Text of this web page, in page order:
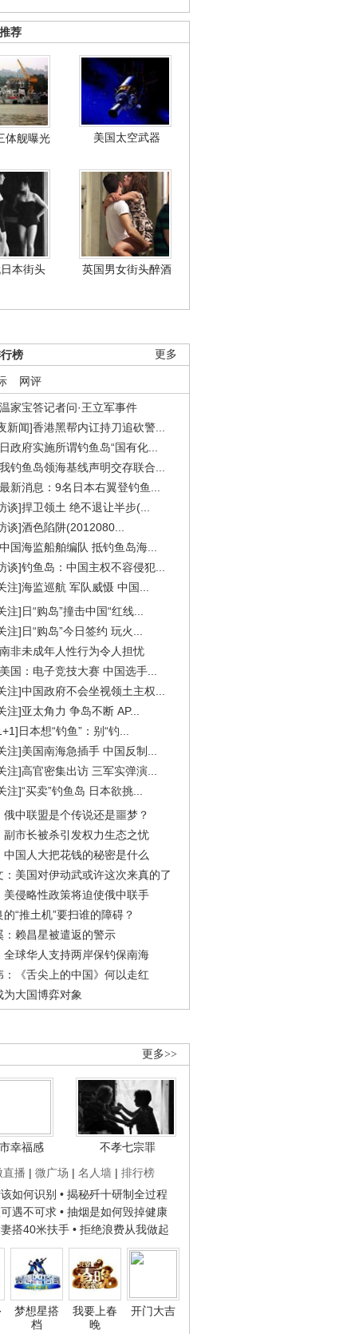
荐
体舰曝光 美国太空武器
本街头 英国男女街头醉酒
更多
榜
网评
家宝答记者问·王立军事件
新闻]香港黑帮内讧持刀追砍警...
政府实施所谓钓鱼岛“国有化...
钓鱼岛领海基线声明交存联合...
新消息：9名日本右翼登钓鱼...
谈]捍卫领土 绝不退让半步(...
谈]酒色陷阱(2012080...
国海监船舶编队 抵钓鱼岛海...
谈]钓鱼岛：中国主权不容侵犯...
注]海监巡航 军队威慑 中国...
注]日“购岛”撞击中国“红线...
注]日“购岛”今日签约 玩火...
非未成年人性行为令人担忧
国：电子竞技大赛 中国选手...
注]中国政府不会坐视领土主权...
注]亚太角力 争岛不断 AP...
日本想“钓鱼”：别“钓...
注]美国南海急插手 中国反制...
注]高官密集出访 三军实弹演...
注]“买卖”钓鱼岛 日本欲挑...
俄中联盟是个传说还是噩梦？
副市长被杀引发权力生态之忧
中国人大把花钱的秘密是什么
：美国对伊动武或许这次来真的了
美侵略性政策将迫使俄中联手
的“推土机”要扫谁的障碍？
：赖昌星被遣返的警示
全球华人支持两岸保钓保南海
：《舌尖上的中国》何以走红
为大国博弈对象
更多>>
幸福感
不孝七宗罪
直播 | 微广场 | 名人墙 | 排行榜
如何识别 • 揭秘歼十研制全过程
遇不可求 • 抽烟是如何毁掉健康
搭40米扶手 • 拒绝浪费从我做起
梦想星搭
档
我要上春
晚
开门大吉